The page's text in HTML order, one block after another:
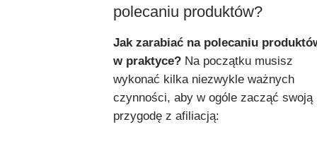
polecaniu produktów?
Jak zarabiać na polecaniu
w praktyce? Na początku musisz
wykonać kilka niezwykle ważnych
czynności, aby w ogóle zacząć swoją
przygodę z afiliacją: